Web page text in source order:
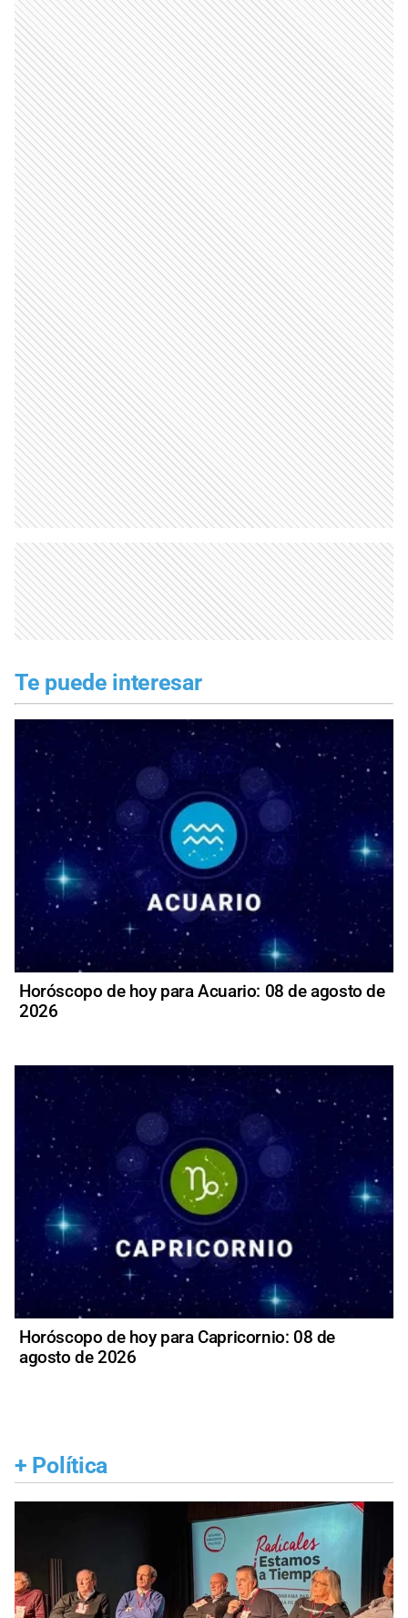
Te puede interesar
Horóscopo de hoy para Acuario: 08 de agosto de
2026
Horóscopo de hoy para Capricornio: 08 de
agosto de 2026
+ Política